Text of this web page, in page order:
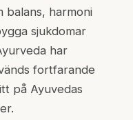
balans, harmoni
sjukdomar
har
fortfarande
på Ayuvedas